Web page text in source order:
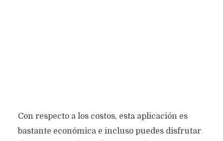
Con respecto a los costos, esta aplicación es
bastante económica e incluso puedes disfrutar